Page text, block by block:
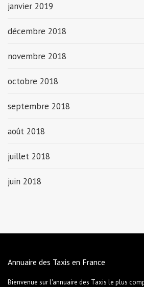
janvier 2019
décembre 2018
novembre 2018
octobre 2018
septembre 2018
août 2018
juillet 2018
juin 2018
Annuaire des Taxis en France
Bienvenue sur l'annuaire des Taxis le plus